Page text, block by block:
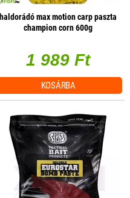
haldorádó max motion carp paszta
champion corn 600g
1 989 Ft
KOSÁRBA